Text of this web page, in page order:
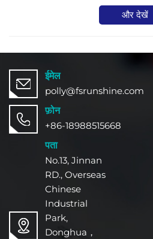
और देखें
ईमेल
polly@fsrunshine.com
फ़ोन
+86-18988515668
पता
No.13, Jinnan
RD., Overseas
Chinese
Industrial
Park,
Donghua，